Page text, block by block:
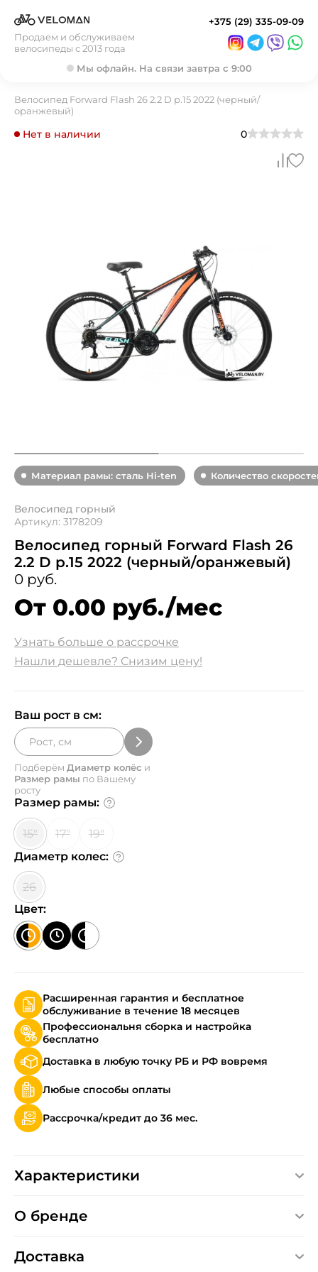
Продаем и обслуживаем
велосипеды с 2013 года
+375 (29) 335-09-09
Мы офлайн. На связи завтра с 9:00
Велосипед Forward Flash 26 2.2 D р.15 2022 (черный/
оранжевый)
Нет в наличии 0
Материал рамы: сталь Hi-ten Количество
Велосипед горный
Артикул: 3178209
Велосипед горный Forward Flash 26
2.2 D р.15 2022 (черный/оранжевый)
0 руб.
От 0.00 руб./мес
Узнать больше о рассрочке
Нашли дешевле? Снизим цену!
Ваш рост в см:
Подберём Диаметр колёс и
Размер рамы по Вашему
росту
Размер рамы:
15" 17"
19"
Диаметр колес:
26
Цвет:
Расширенная гарантия и бесплатное
обслуживание в течение 18 месяцев
Профессиональня сборка и настройка
бесплатно
Доставка в любую точку РБ и РФ вовремя
Любые способы оплаты
Рассрочка/кредит до 36 мес.
Характеристики
О бренде
Доставка